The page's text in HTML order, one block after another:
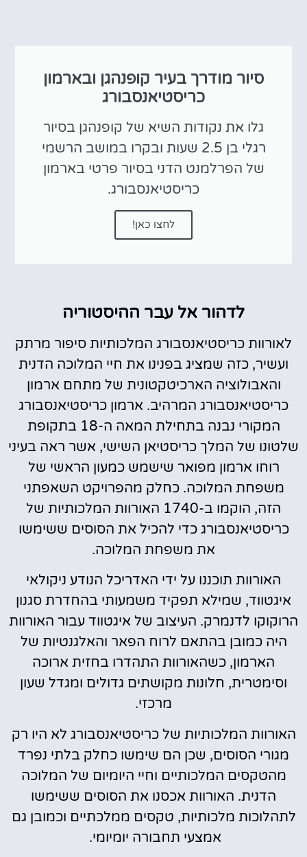
סיור מודרך בעיר קופנהגן ובארמון
כריסטיאנסבורג
גלו את נקודות השיא של קופנהגן בסיור
רגלי בן 2.5 שעות ובקרו במושב הרשמי
של הפרלמנט הדני בסיור פרטי בארמון
כריסטיאנסבורג.
לחצו כאן!
לדהור אל עבר ההיסטוריה
לאורוות כריסטיאנסבורג המלכותיות סיפור מרתק
ועשיר, כזה שמציג בפנינו את חיי המלוכה הדנית
והאבולוציה הארכיטקטונית של מתחם ארמון
כריסטיאנסבורג המרהיב. ארמון כריסטיאנסבורג
המקורי נבנה בתחילת המאה ה-18 בתקופת
שלטונו של המלך כריסטיאן השישי, אשר ראה בעיני
רוחו ארמון מפואר שישמש כמעון הראשי של
משפחת המלוכה. כחלק מהפרויקט השאפתני
הזה, הוקמו ב-1740 האורוות המלכותיות של
כריסטיאנסבורג כדי להכיל את הסוסים ששימשו
את משפחת המלוכה.
האורוות תוכננו על ידי האדריכל הנודע ניקולאי
איגטווד, שמילא תפקיד משמעותי בהחדרת סגנון
הרוקוקו לדנמרק. העיצוב של איגטווד עבור האורוות
היה כמובן בהתאם לרוח הפאר והאלגנטיות של
הארמון, כשהאורוות התהדרו בחזית ארוכה
וסימטרית, חלונות מקושתים גדולים ומגדל שעון
מרכזי.
האורוות המלכותיות של כריסטיאנסבורג לא היו רק
מגורי הסוסים, שכן הם שימשו כחלק בלתי נפרד
מהטקסים המלכותיים וחיי היומיום של המלוכה
הדנית. האורוות אכסנו את הסוסים ששימשו
לתהלוכות מלכותיות, טקסים ממלכתיים וכמובן גם
אמצעי תחבורה יומיומי.